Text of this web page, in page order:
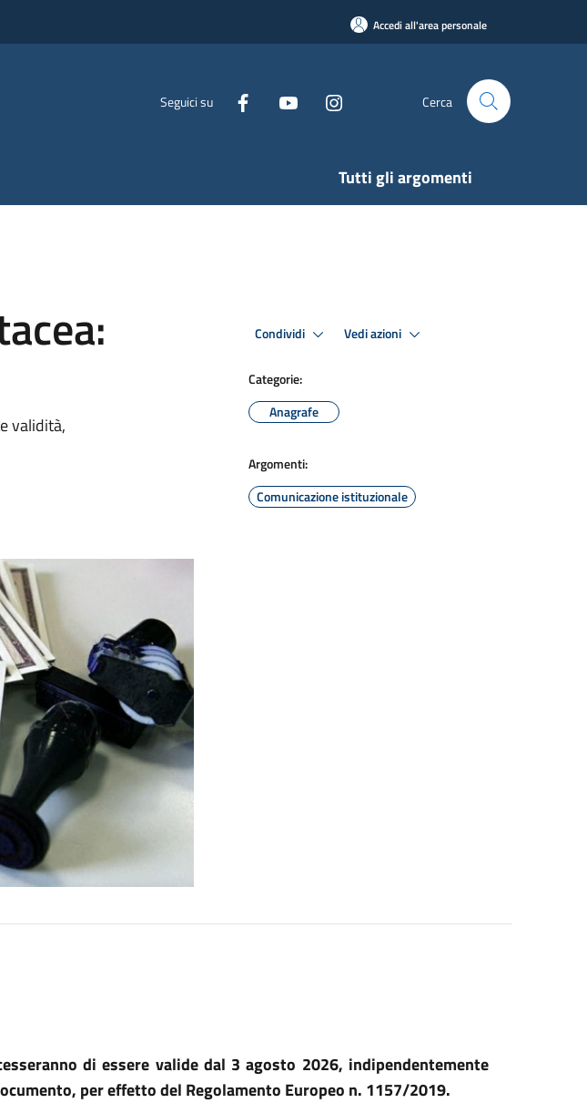
Accedi all'area personale
Seguici su Cerca
Tutti gli argomenti
validità,
Condividi Vedi azioni
Categorie:
Anagrafe
Argomenti:
Comunicazione istituzionale
di essere valide dal 3 agosto 2026, indipendentemente
per effetto del Regolamento Europeo n. 1157/2019.